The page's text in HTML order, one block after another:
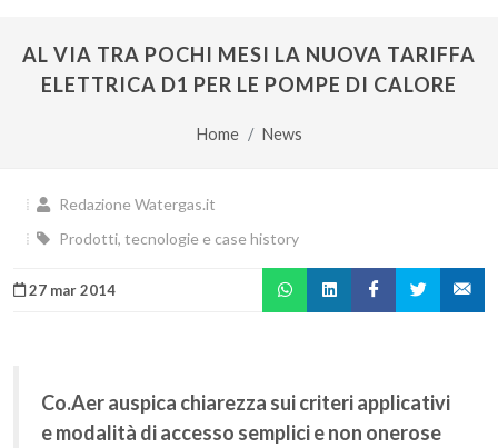
AL VIA TRA POCHI MESI LA NUOVA TARIFFA
ELETTRICA D1 PER LE POMPE DI CALORE
Home News
Redazione Watergas.it
Prodotti, tecnologie e case history
27 mar 2014
Co.Aer auspica chiarezza sui criteri applicativi
e modalità di accesso semplici e non onerose